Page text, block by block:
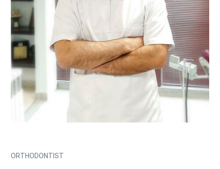
ORTHODONTIST